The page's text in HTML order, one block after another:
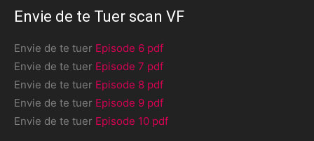
Envie de te Tuer scan VF
Envie de te tuer Episode 6 pdf
Envie de te tuer Episode 7 pdf
Envie de te tuer Episode 8 pdf
Envie de te tuer Episode 9 pdf
Envie de te tuer Episode 10 pdf